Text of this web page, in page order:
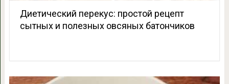
Диетический перекус: простой рецепт
сытных и полезных овсяных батончиков